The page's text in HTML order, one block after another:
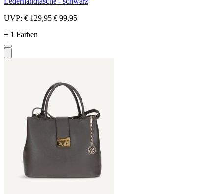
UVP: € 129,95 € 99,95
+ 1 Farben